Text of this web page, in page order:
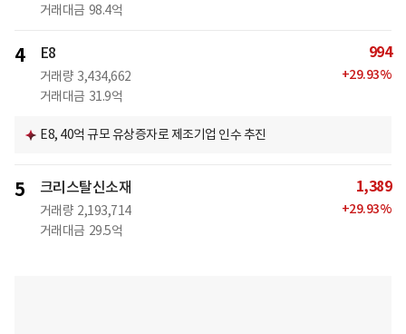
거래대금 98.4억
4 E8
거래량 3,434,662
거래대금 31.9억
994
+29.93%
E8, 40억 규모 유상증자로 제조기업 인수 추진
5 크리스탈신소재
거래량 2,193,714
거래대금 29.5억
1,389
+29.93%